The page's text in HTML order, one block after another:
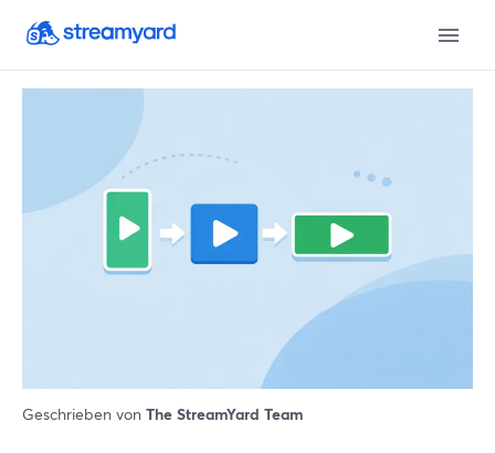
Geschrieben von The StreamYard Team